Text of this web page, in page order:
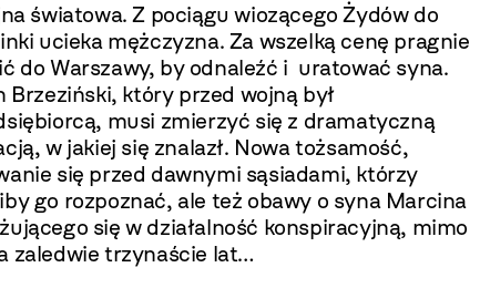
światowa. Z pociągu wiozącego Żydów do
ucieka mężczyzna. Za wszelką cenę pragnie
do Warszawy, by odnaleźć i uratować syna.
Brzeziński, który przed wojną był
musi zmierzyć się z dramatyczną
w jakiej się znalazł. Nowa tożsamość,
się przed dawnymi sąsiadami, którzy
go rozpoznać, ale też obawy o syna Marcina
się w działalność konspiracyjną, mimo
zaledwie trzynaście lat…